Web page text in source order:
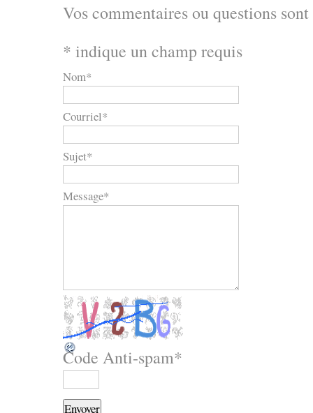
Vos commentaires ou questions
* indique un champ requis
Nom*
Courriel*
Sujet*
Message*
Code Anti-spam*